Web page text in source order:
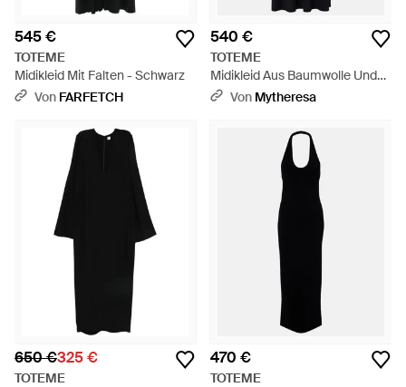
545 €
TOTEME
Midikleid Mit Falten - Schwarz
Von FARFETCH
540 €
TOTEME
Midikleid Aus Baumwolle Und
Seide - Schwarz
Von Mytheresa
650 €325 €
TOTEME
470 €
TOTEME